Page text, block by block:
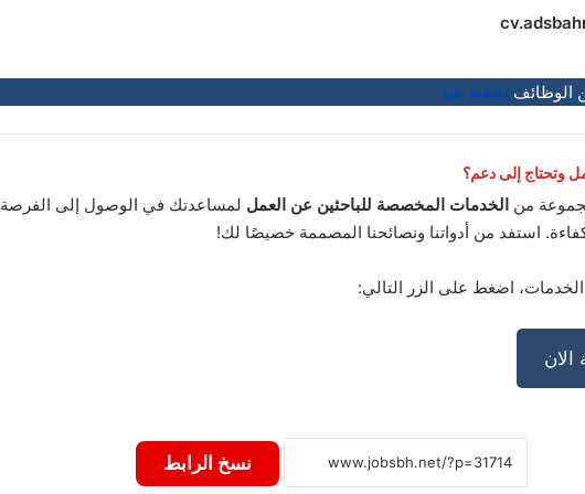
الوظائف اضغط هنا
وتحتاج إلى دعم؟
من الخدمات المخصصة للباحثين عن العمل لمساعدتك في الوصول إلى الفرصة
استفد من أدواتنا ونصائحنا المصممة خصيصًا لك!
اضغط على الزر التالي:
الان
نسخ الرابط